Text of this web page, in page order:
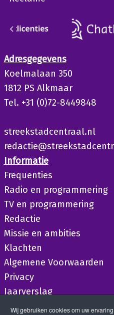
Adresgegevens
Koelmalaan 350
1812 PS Alkmaar
Tel. +31 (0)72-8449848
streekstadcentraal.nl
Informatie
Frequenties
Radio en programmering
TV en programmering
Redactie
Missie en ambities
Klachten
Algemene Voorwaarden
Privacy
Jaarverslag
Wij gebruiken cookies om uw